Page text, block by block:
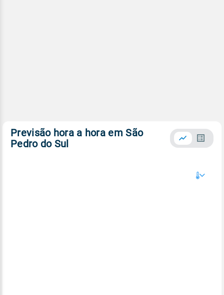
Previsão hora a hora em São
Pedro do Sul